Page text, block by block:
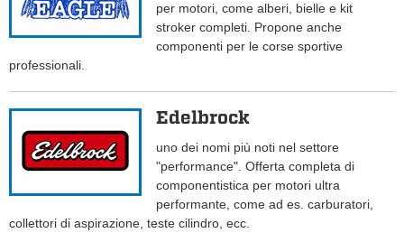
per motori, come alberi, bielle e kit
stroker completi. Propone anche
componenti per le corse sportive
professionali.
Edelbrock
uno dei nomi più noti nel settore
"performance". Offerta completa di
componentistica per motori ultra
performante, come ad es. carburatori,
collettori di aspirazione, teste cilindro, ecc.